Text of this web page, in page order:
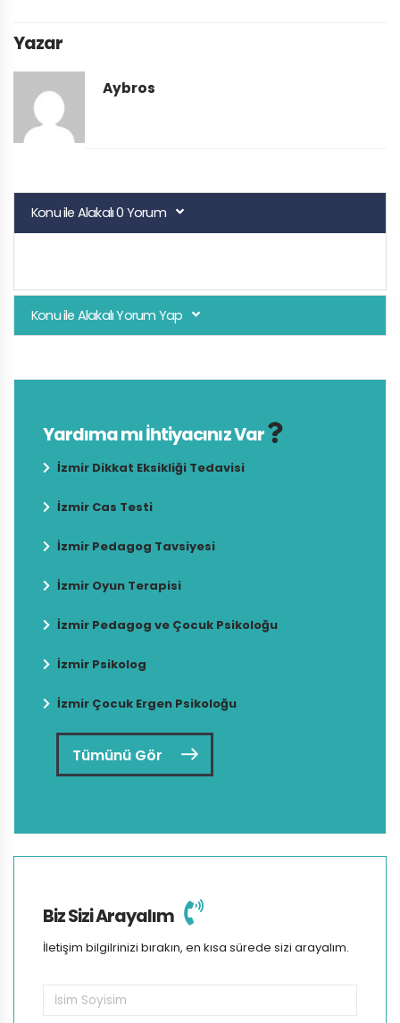
Yazar
Aybros
Konu ile Alakalı 0 Yorum
Konu ile Alakalı Yorum Yap
Yardıma mı İhtiyacınız Var
İzmir Dikkat Eksikliği Tedavisi
İzmir Cas Testi
İzmir Pedagog Tavsiyesi
İzmir Oyun Terapisi
İzmir Pedagog ve Çocuk Psikoloğu
İzmir Psikolog
İzmir Çocuk Ergen Psikoloğu
Tümünü Gör
Biz Sizi Arayalım
İletişim bilgilrinizi bırakın, en kısa sürede sizi arayalım.